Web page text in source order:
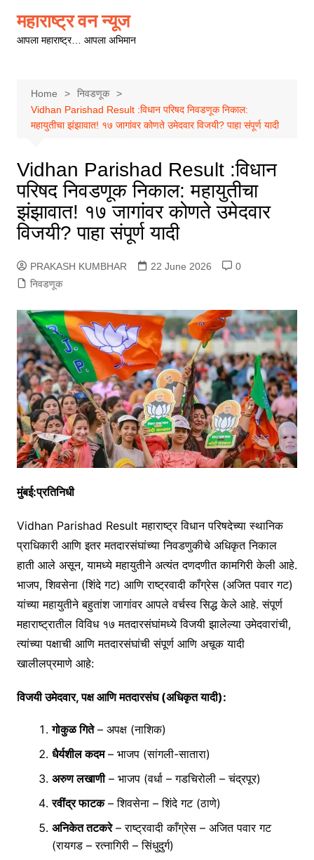
content
महाराष्ट्र वन न्यूज
आपला महाराष्ट्र… आपला अभिमान
Home
निवडणूक
Vidhan Parishad Result :विधान परिषद निवडणूक निकाल:
महायुतीचा झंझावात! १७ जागांवर कोणते उमेदवार विजयी? पाहा संपूर्ण यादी
Vidhan Parishad Result :विधान
परिषद निवडणूक निकाल: महायुतीचा
झंझावात! १७ जागांवर कोणते उमेदवार
विजयी? पाहा संपूर्ण यादी
PRAKASH KUMBHAR 22 June 2026
0
निवडणूक
मुंबई:प्रतिनिधी
Vidhan Parishad Result महाराष्ट्र विधान परिषदेच्या स्थानिक
प्राधिकारी आणि इतर मतदारसंघांच्या निवडणुकीचे अधिकृत निकाल
हाती आले असून, यामध्ये महायुतीने अत्यंत दणदणीत कामगिरी केली आहे.
भाजप, शिवसेना (शिंदे गट) आणि राष्ट्रवादी काँग्रेस (अजित पवार गट)
यांच्या महायुतीने बहुतांश जागांवर आपले वर्चस्व सिद्ध केले आहे. संपूर्ण
महाराष्ट्रातील विविध १७ मतदारसंघांमध्ये विजयी झालेल्या उमेदवारांची,
त्यांच्या पक्षाची आणि मतदारसंघांची संपूर्ण आणि अचूक यादी
खालीलप्रमाणे आहे:
विजयी उमेदवार, पक्ष आणि मतदारसंघ (अधिकृत यादी):
गोकुळ गिते– अपक्ष (नाशिक)
धैर्यशील कदम– भाजप (सांगली-सातारा)
अरुण लखाणी– भाजप (वर्धा – गडचिरोली – चंद्रपूर)
रवींद्र फाटक– शिवसेना – शिंदे गट (ठाणे)
अनिकेत तटकरे– राष्ट्रवादी काँग्रेस – अजित पवार गट
(रायगड – रत्नागिरी – सिंधुदुर्ग)